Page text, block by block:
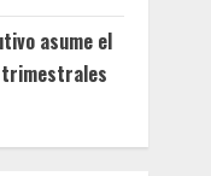
asume el
trimestrales